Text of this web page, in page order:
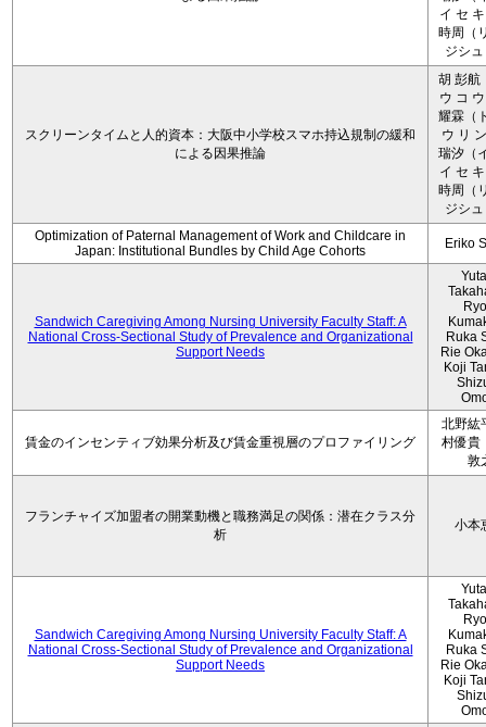
イ セ
時周（
ジシ
スクリーンタイムと人的資本：大阪中小学校スマホ持込規制の緩和
による因果推論
胡 彭航
ウ コ
耀霖（
ウ リ
瑞汐（
イ セ
時周（
ジシ
Optimization of Paternal Management of Work and Childcare in
Japan: Institutional Bundles by Child Age Cohorts
Eriko
Sandwich Caregiving Among Nursing University Faculty Staff: A
National Cross-Sectional Study of Prevalence and Organizational
Support Needs
Ruka
Rie
Koji
賃金のインセンティブ効果分析及び賃金重視層のプロファイリング
北野紘
村優貴
敦
フランチャイズ加盟者の開業動機と職務満足の関係：潜在クラス分
析
小本
Sandwich Caregiving Among Nursing University Faculty Staff: A
National Cross-Sectional Study of Prevalence and Organizational
Support Needs
Ruka
Rie
Koji